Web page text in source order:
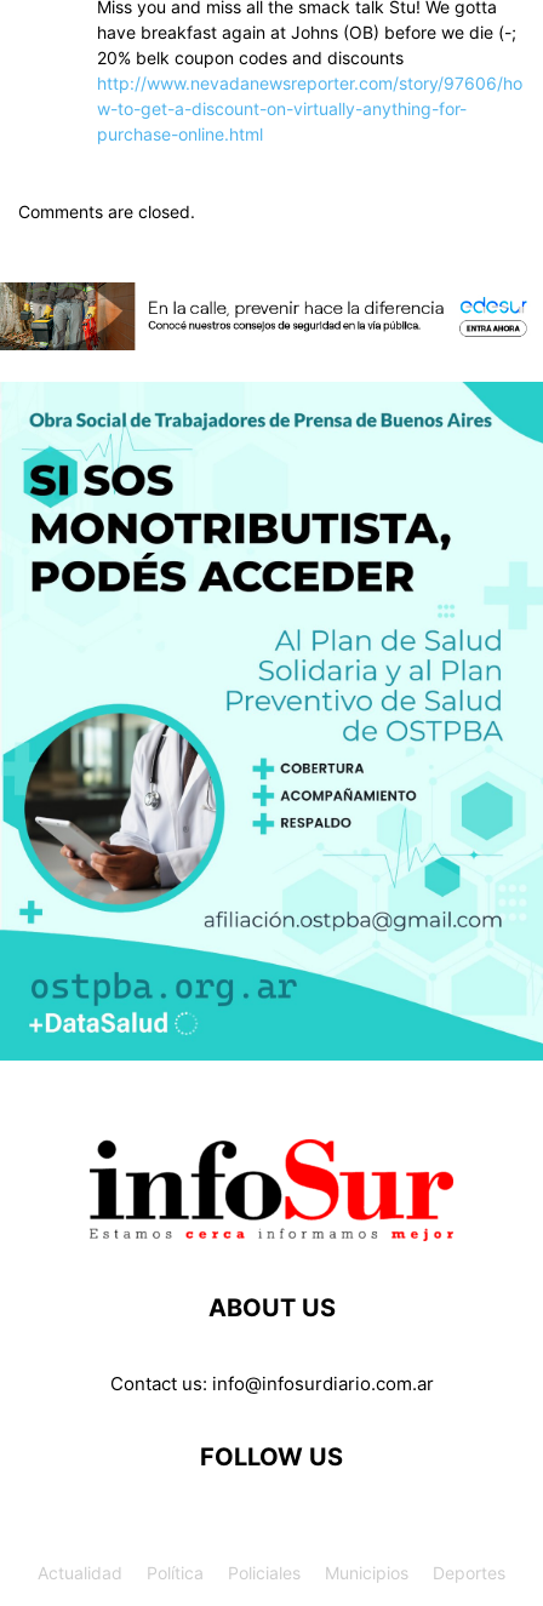
Miss you and miss all the smack talk Stu! We gotta
have breakfast again at Johns (OB) before we die (-;
20% belk coupon codes and discounts
http://www.nevadanewsreporter.com/story/97606/ho
w-to-get-a-discount-on-virtually-anything-for-
purchase-online.html
Comments are closed.
ABOUT US
Contact us: info@infosurdiario.com.ar
FOLLOW US
Actualidad Política Policiales Municipios Deportes